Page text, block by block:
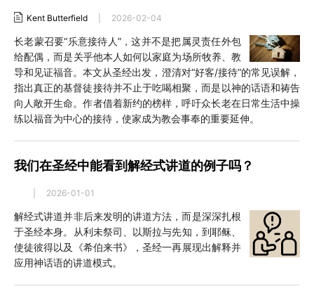
Kent Butterfield 2026-02-04
长老蒙召要“乐意接待人”，这并不是把属灵责任外包
给配偶，而是关乎他本人如何以家庭为场所牧养、教
导和见证福音。本文从圣经出发，澄清对“好客/接待”的常见误解，
指出真正的基督徒接待并不止于吃喝相聚，而是以神的话语和祷告
向人敞开生命。作者借着新约的榜样，呼吁众长老在日常生活中操
练以福音为中心的接待，使家成为教会事奉的重要延伸。
我们在圣经中能看到解经式讲道的例子吗？
2026-01-01
解经式讲道并非后来发明的讲道方法，而是深深扎根
于圣经本身。从利未祭司、以斯拉与先知，到耶稣、
使徒彼得以及《希伯来书》，圣经一再展现出解释并
应用神话语的讲道模式。